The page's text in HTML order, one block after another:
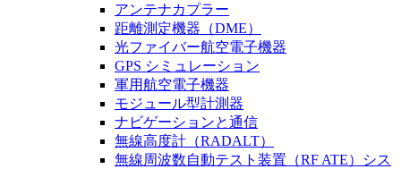
アンテナカプラー
距離測定機器（DME）
光ファイバー航空電子機器
GPS シミュレーション
軍用航空電子機器
モジュール型計測器
ナビゲーションと通信
無線高度計（RADALT）
無線周波数自動テスト装置（RF ATE）シス